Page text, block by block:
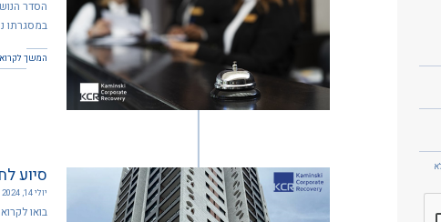
במסגרתו
המשך
סיוע
יולי 14, 2024
בואו